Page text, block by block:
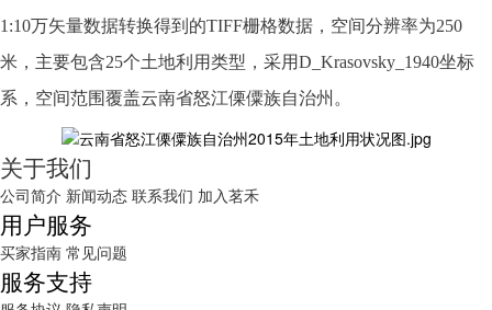
1:10万矢量数据转换得到的TIFF栅格数据，空间分辨率为250
米，主要包含25个土地利用类型，采用D_Krasovsky_1940坐标
系，空间范围覆盖云南省怒江傈僳族自治州 。
关于我们
公司简介 新闻动态 联系我们 加入茗禾
用户服务
买家指南 常见问题
服务支持